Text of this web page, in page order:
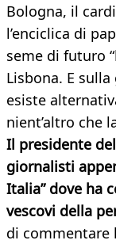
Bologna, il
l’enciclica di
seme di futuro
Lisbona. E
esiste
nient’altro che
Il presidente
giornalisti
Italia” dove ha
vescovi della
di commentare